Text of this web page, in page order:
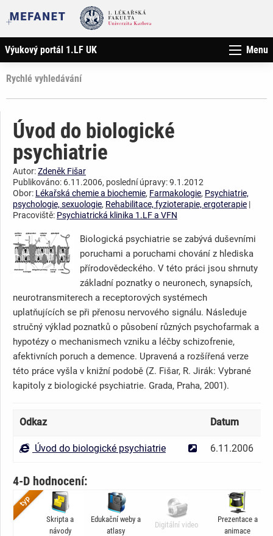
Výukový portál 1.LF UK Menu
Rychlé vyhledávání
Úvod do biologické
psychiatrie
Autor:Zdeněk Fišar
Publikováno: 6.11.2006, poslední úpravy: 9.1.2012
Obor: Lékařská chemie a biochemie, Farmakologie, Psychiatrie,
psychologie, sexuologie, Rehabilitace, fyzioterapie, ergoterapie |
Pracoviště: Psychiatrická klinika 1.LF a VFN
Biologická psychiatrie se zabývá duševními
poruchami a poruchami chování z hlediska
přírodovědeckého. V této práci jsou shrnuty
základní poznatky o neuronech, synapsích,
neurotransmiterech a receptorových systémech
uplatňujících se při přenosu nervového signálu. Následuje
stručný výklad poznatků o působení různých psychofarmak a
hypotézy o mechanismech vzniku a léčby schizofrenie,
afektivních poruch a demence. Upravená a rozšířená verze
této práce vyšla v knižní podobě (Z. Fišar, R. Jirák: Vybrané
kapitoly z biologické psychiatrie. Grada, Praha, 2001).
Odkaz Datum
Úvod do biologické psychiatrie 6.11.2006
4-D hodnocení:
Skripta a
návody
Edukační weby a
atlasy
Digitální video
Prezentace a
animace